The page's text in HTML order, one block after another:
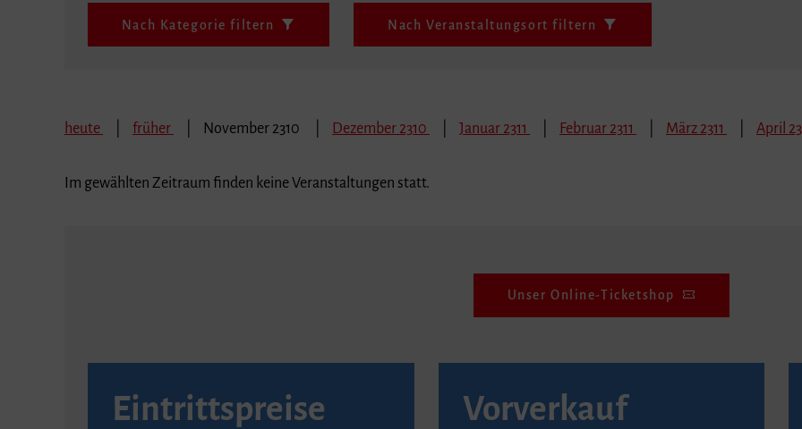
Nach Kategorie filtern Nach Veranstaltungsort filtern
heute früher November 2310 Dezember 2310 Januar 2311 Februar 2311 März 2311 April
Im gewählten Zeitraum finden keine Veranstaltungen statt.
Unser Online-Ticketshop
Eintrittspreise Vorverkauf